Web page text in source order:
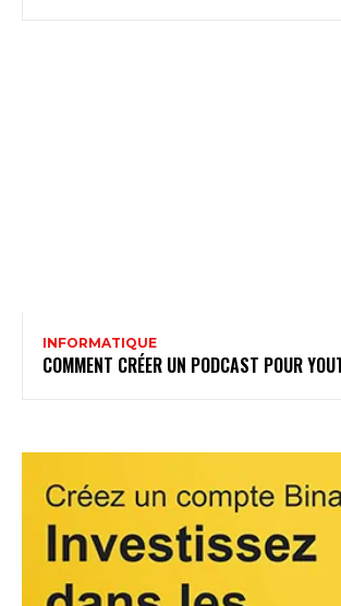
INFORMATIQUE
COMMENT CRÉER UN PODCAST POUR